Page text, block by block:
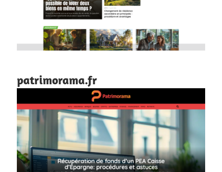
patrimorama.fr